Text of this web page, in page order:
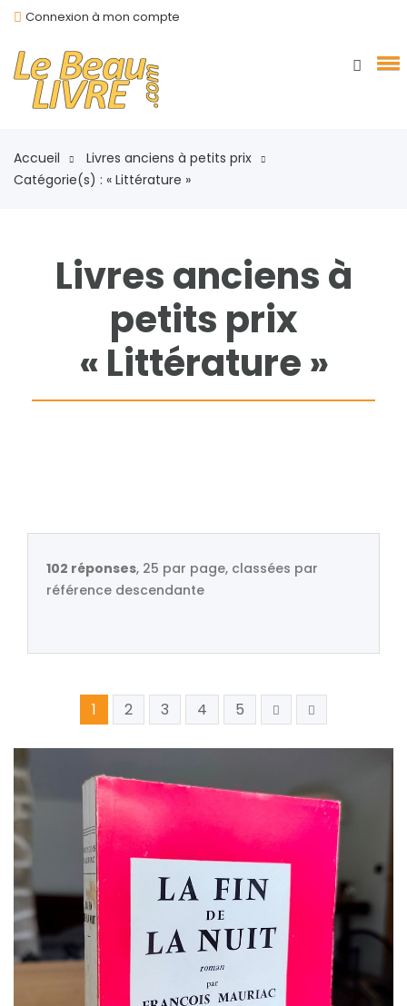
Connexion à mon compte
Accueil
Livres anciens à petits prix
Catégorie(s) : « Littérature »
Livres anciens à
petits prix
« Littérature »
102 réponses, 25 par page, classées par
référence descendante
1 2 3 4 5